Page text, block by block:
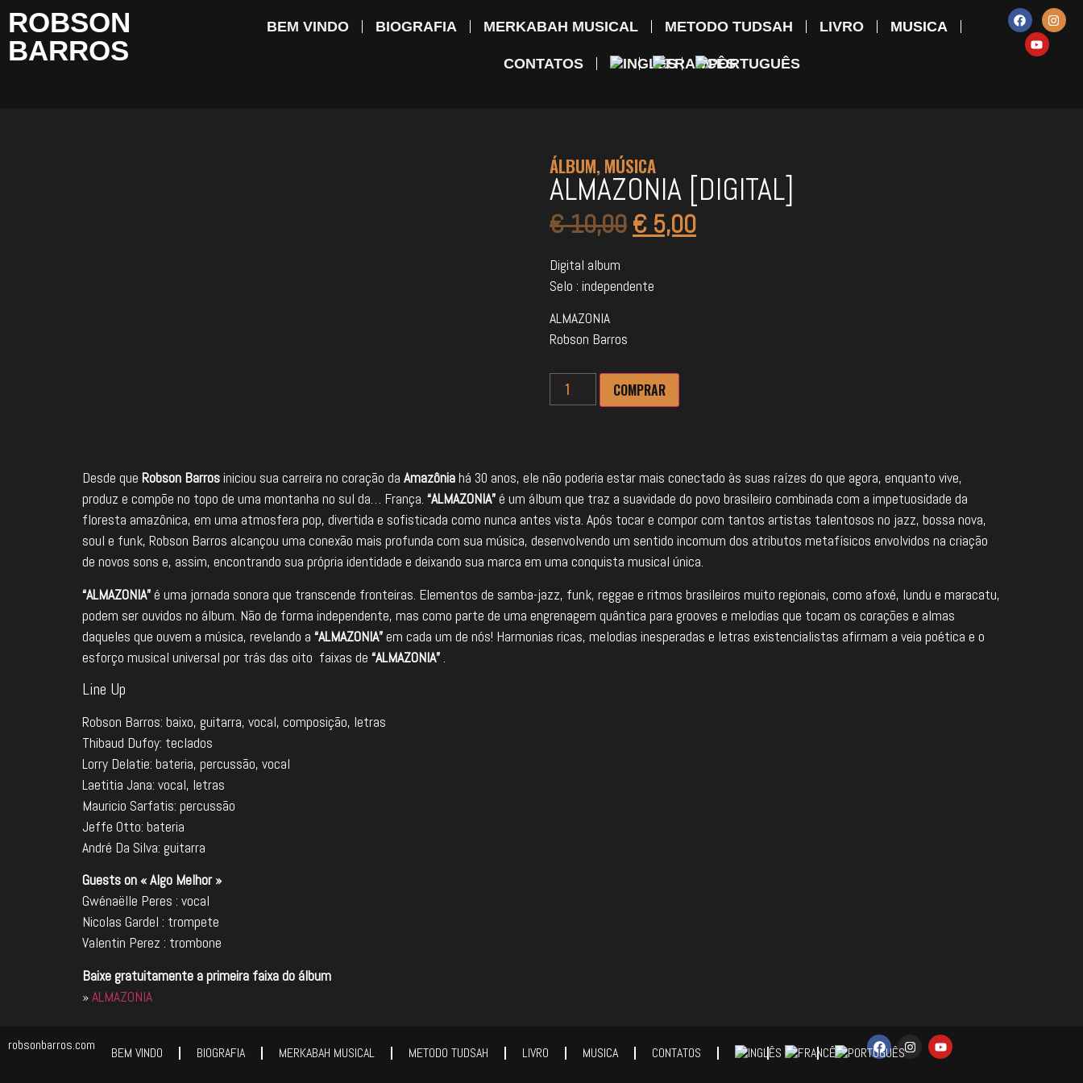
ROBSON
BARROS
BEM VINDO BIOGRAFIA MERKABAH MUSICAL METODO TUDSAH LIVRO MUSICA
CONTATOS
ÁLBUM, MÚSICA
ALMAZONIA [DIGITAL]
€10,00 € 5,00
Digital album
Selo : independente
ALMAZONIA
Robson Barros
COMPRAR
Desde que Robson Barrosiniciou sua carreira no coração da Amazôniahá 30 anos, ele não poderia estar mais conectado às suas raízes do que agora, enquanto vive,
produz e compõe no topo de uma montanha no sul da… França. “ALMAZONIA”é um álbum que traz a suavidade do povo brasileiro combinada com a impetuosidade da
floresta amazônica, em uma atmosfera pop, divertida e sofisticada como nunca antes vista. Após tocar e compor com tantos artistas talentosos no jazz, bossa nova,
soul e funk, Robson Barros alcançou uma conexão mais profunda com sua música, desenvolvendo um sentido incomum dos atributos metafísicos envolvidos na criação
de novos sons e, assim, encontrando sua própria identidade e deixando sua marca em uma conquista musical única.
“ALMAZONIA”é uma jornada sonora que transcende fronteiras. Elementos de samba-jazz, funk, reggae e ritmos brasileiros muito regionais, como afoxé, lundu e maracatu,
podem ser ouvidos no álbum. Não de forma independente, mas como parte de uma engrenagem quântica para grooves e melodias que tocam os corações e almas
daqueles que ouvem a música, revelando a “ALMAZONIA”em cada um de nós! Harmonias ricas, melodias inesperadas e letras existencialistas afirmam a veia poética e o
esforço musical universal por trás das oito faixas de “ALMAZONIA”.
Line Up
Robson Barros: baixo, guitarra, vocal, composição, letras
Thibaud Dufoy: teclados
Lorry Delatie: bateria, percussão, vocal
Laetitia Jana: vocal, letras
Mauricio Sarfatis: percussão
Jeffe Otto: bateria
André Da Silva: guitarra
Guests on « Algo Melhor »
Gwénaëlle Peres : vocal
Nicolas Gardel : trompete
Valentin Perez : trombone
Baixe gratuitamente a primeira faixa do álbum
»ALMAZONIA
robsonbarros.com BEM VINDO BIOGRAFIA MERKABAH MUSICAL METODO TUDSAH LIVRO MUSICA CONTATOS